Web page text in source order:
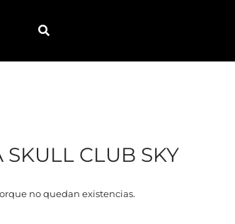
SKULL CLUB SKY
no quedan existencias.